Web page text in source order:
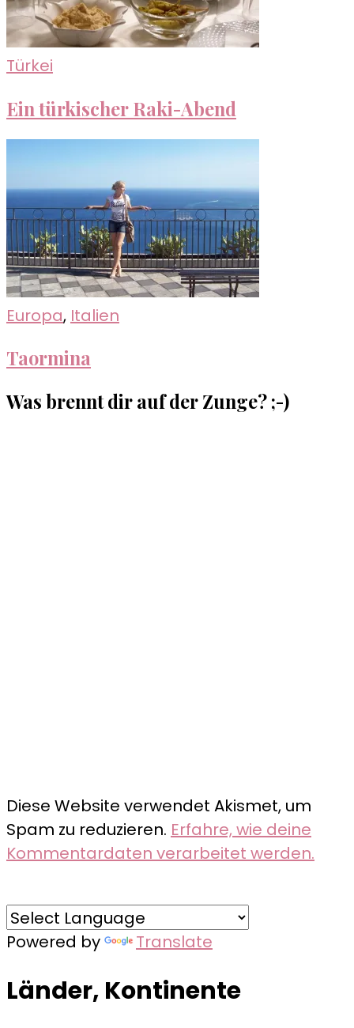
Türkei
Ein türkischer Raki-Abend
Europa, Italien
Taormina
Was brennt dir auf der Zunge? ;-)
Diese Website verwendet Akismet, um
Spam zu reduzieren. Erfahre, wie deine
Kommentardaten verarbeitet werden.
Powered by Translate
Länder, Kontinente